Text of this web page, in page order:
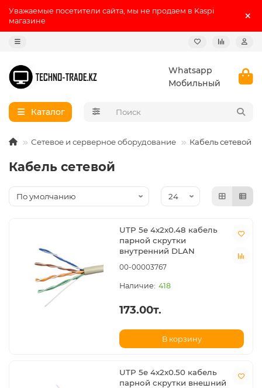
Уважаемые посетители сайта, мы не продаем в Kaspi
магазине
Whatsapp
Мобильный
Каталог
Сетевое и серверное оборудование Кабель сетевой
Кабель сетевой
UTP 5e 4x2x0.48 кабель
парной скрутки
внутренний DLAN
00-00003767
418
173.00т.
В корзину
UTP 5e 4x2x0.50 кабель
парной скрутки внешний